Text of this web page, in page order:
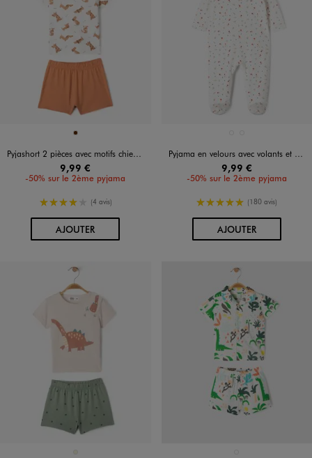
Disponible en 1 coloris
MARRON
Pyjashort 2 pièces avec motifs chiens bébé garçon
9,99 €
-50% sur le 2ème pyjama
4/5 de moyenne
(4 avis)
AJOUTERAU PANIER
Pyjama en velours avec volants et motifs coeurs bébé fille
9,99 €
-50% sur le 2ème pyjama
5/5 de moyenne
(180 avis)
AJOUTERAU PANIER